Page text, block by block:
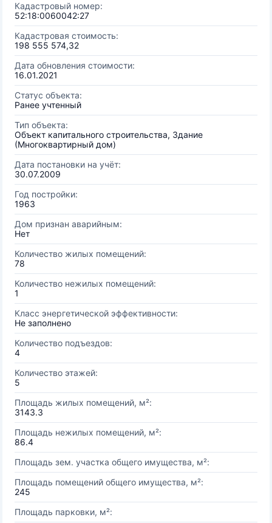
Кадастровый номер:
52:18:0060042:27
Кадастровая стоимость:
198 555 574,32
Дата обновления стоимости:
16.01.2021
Статус объекта:
Ранее учтенный
Тип объекта:
Объект капитального строительства, Здание
(Многоквартирный дом)
Дата постановки на учёт:
30.07.2009
Год постройки:
1963
Дом признан аварийным:
Нет
Количество жилых помещений:
78
Количество нежилых помещений:
1
Класс энергетической эффективности:
Не заполнено
Количество подъездов:
4
Количество этажей:
5
Площадь жилых помещений, м²:
3143.3
Площадь нежилых помещений, м²:
86.4
Площадь зем. участка общего имущества, м²:
Площадь помещений общего имущества, м²:
245
Площадь парковки, м²: